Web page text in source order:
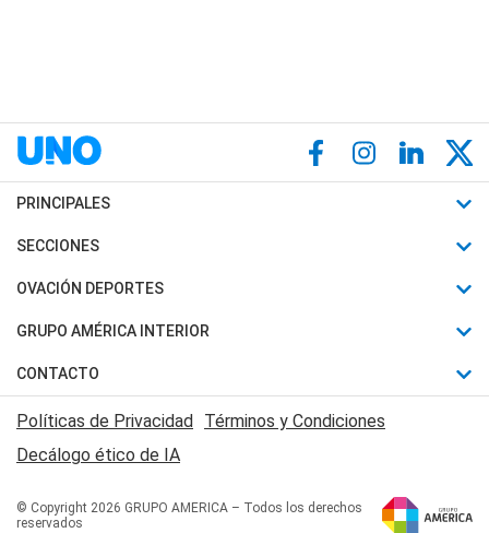
PRINCIPALES
Últimas Noticias
Política
Judiciales
Economia
SECCIONES
Horóscopo
Motores
Trucos caseros
Series y Películas
Edictos y Solicitadas
OVACIÓN DEPORTES
Fútbol
Mundial
Automovilismo
Rugby
Básquet
GRUPO AMÉRICA INTERIOR
Canal 7 en Vivo
San Juan 8
CONTACTO
Acerca de Nosotros
Contactanos
Políticas de Privacidad Términos y Condiciones
Decálogo ético de IA
© Copyright 2026 GRUPO AMERICA – Todos los derechos
reservados